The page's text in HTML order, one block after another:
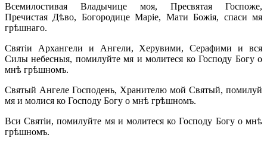
Всемилостивая Владычице моя, Пресвятая Госпоже,
Пречистая Дѣво, Богородице Маріе, Мати Божія, спаси мя
грѣшнаго.
Святіи Архангели и Ангели, Херувими, Серафими и вся
Силы небесныя, помилуйте мя и молитеся ко Господу Богу о
мнѣ грѣшномъ.
Святый Ангеле Господень, Хранителю мой Святый, помилуй
мя и молися ко Господу Богу о мнѣ грѣшномъ.
Вси Святіи, помилуйте мя и молитеся ко Господу Богу о мнѣ
грѣшномъ.